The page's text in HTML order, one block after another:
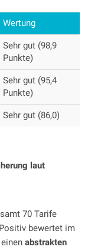
Wertung
Sehr gut (98,9
Punkte)
Sehr gut (95,4
Punkte)
Sehr gut (86,0)
laut
70 Tarife
bewertet im
abstrakten